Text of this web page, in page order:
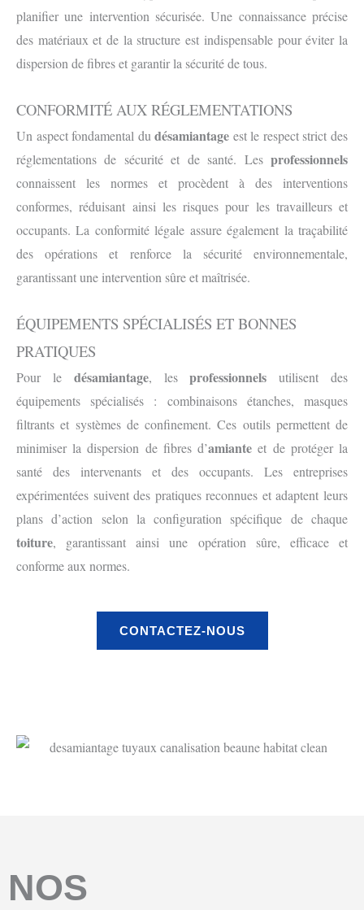
planifier une intervention sécurisée. Une connaissance précise
des matériaux et de la structure est indispensable pour éviter la
dispersion de fibres et garantir la sécurité de tous.
CONFORMITÉ AUX RÉGLEMENTATIONS
Un aspect fondamental dudésamiantage est le respect strict des
réglementations de sécurité et de santé. Les professionnels
connaissent les normes et procèdent à des interventions
conformes, réduisant ainsi les risques pour les travailleurs et
occupants. La conformité légale assure également la traçabilité
des opérations et renforce la sécurité environnementale,
garantissant une intervention sûre et maîtrisée.
ÉQUIPEMENTS SPÉCIALISÉS ET BONNES
PRATIQUES
Pour le désamiantage, lesprofessionnels utilisent des
équipements spécialisés : combinaisons étanches, masques
filtrants et systèmes de confinement. Ces outils permettent de
minimiser la dispersion de fibres d’amiante et de protéger la
santé des intervenants et des occupants. Les entreprises
expérimentées suivent des pratiques reconnues et adaptent leurs
plans d’action selon la configuration spécifique de chaque
toiture, garantissant ainsi une opération sûre, efficace et
conforme aux normes.
CONTACTEZ-NOUS
NOS